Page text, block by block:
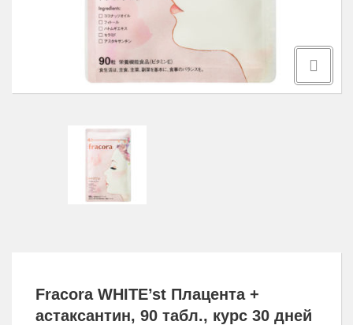
Защита от насекомых
Товары для дома
Одежда и аксессуары для здоровья
Товары для мужчин
Fracora WHITE’st Плацента +
астаксантин, 90 табл., курс 30 дней